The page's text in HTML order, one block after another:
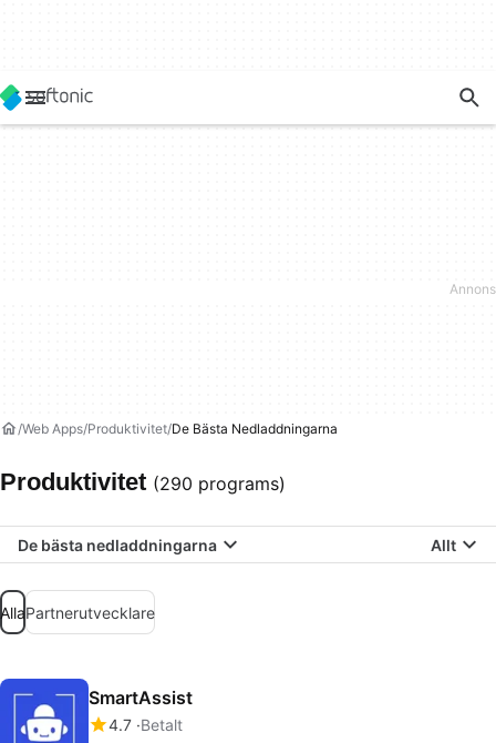
Web Apps Produktivitet De Bästa Nedladdningarna
Produktivitet (290 programs)
De bästa nedladdningarna Allt
AllaPartnerutvecklare
SmartAssist
4.7 Betalt